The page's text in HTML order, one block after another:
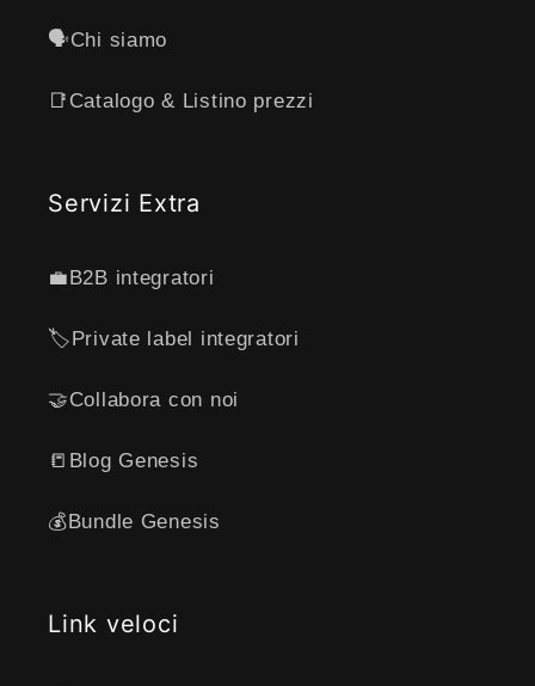
🗣️Chi siamo
📑Catalogo & Listino prezzi
Servizi Extra
💼B2B integratori
🏷️Private label integratori
🤝Collabora con noi
📒Blog Genesis
💰Bundle Genesis
Link veloci